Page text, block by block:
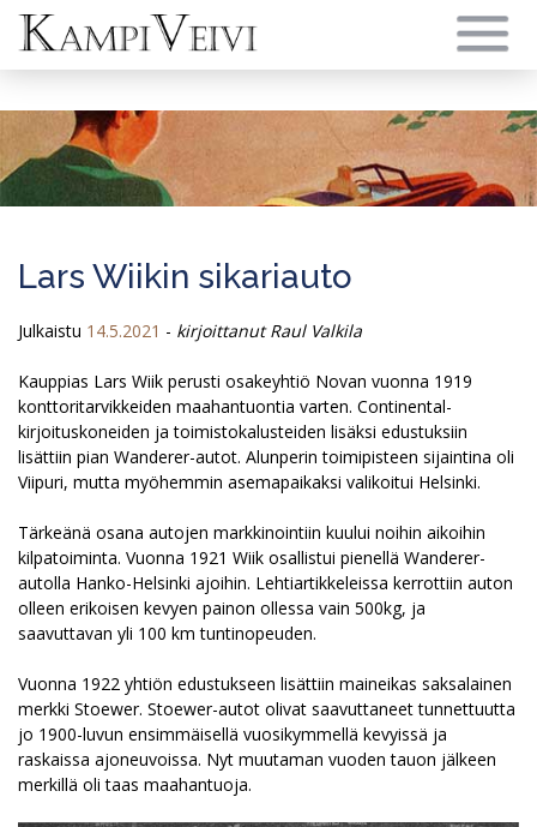
content
Lars Wiikin sikariauto
Julkaistu 14.5.2021 - kirjoittanut Raul Valkila
Kauppias Lars Wiik perusti osakeyhtiö Novan vuonna 1919
konttoritarvikkeiden maahantuontia varten. Continental-
kirjoituskoneiden ja toimistokalusteiden lisäksi edustuksiin
lisättiin pian Wanderer-autot. Alunperin toimipisteen sijaintina oli
Viipuri, mutta myöhemmin asemapaikaksi valikoitui Helsinki.
Tärkeänä osana autojen markkinointiin kuului noihin aikoihin
kilpatoiminta. Vuonna 1921 Wiik osallistui pienellä Wanderer-
autolla Hanko-Helsinki ajoihin. Lehtiartikkeleissa kerrottiin auton
olleen erikoisen kevyen painon ollessa vain 500kg, ja
saavuttavan yli 100 km tuntinopeuden.
Vuonna 1922 yhtiön edustukseen lisättiin maineikas saksalainen
merkki Stoewer. Stoewer-autot olivat saavuttaneet tunnettuutta
jo 1900-luvun ensimmäisellä vuosikymmellä kevyissä ja
raskaissa ajoneuvoissa. Nyt muutaman vuoden tauon jälkeen
merkillä oli taas maahantuoja.